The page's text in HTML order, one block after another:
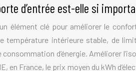
d’entrée est-elle si
un élément clé pour améliorer le
intérieure stable, de
d’énergie. Améliorer
en France, le prix moyen du kWh